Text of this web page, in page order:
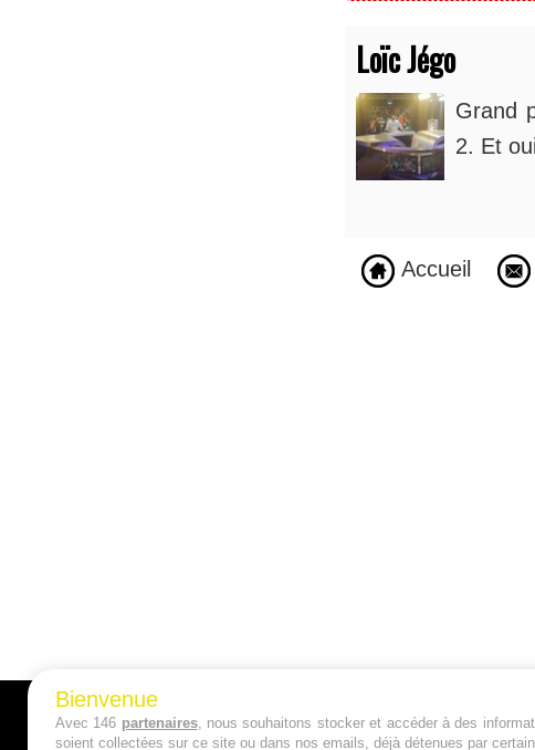
Loïc Jégo
Grand
2. Et
Accueil
A PROPOS
Bienvenue
Avec 146 partenaires, nous souhaitons stocker et accéder à des
soient collectées sur ce site ou dans nos emails, déjà détenues par